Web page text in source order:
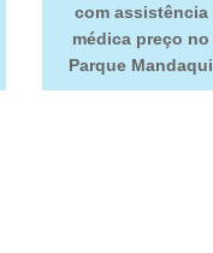
com assistência
médica preço no
Parque Mandaqui